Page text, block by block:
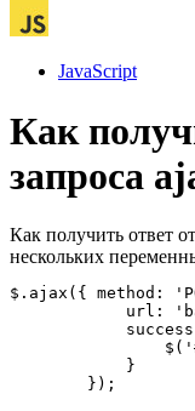
JavaScript
Как
запроса
Как получить ответ
нескольких
$.ajax({ method:
url:
            }
        });